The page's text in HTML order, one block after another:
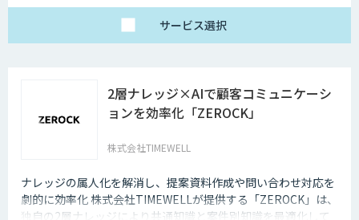
サービス選択
2層ナレッジ×AIで顧客コミュニケーシ
ョンを効率化「ZEROCK」
株式会社TIMEWELL
ナレッジの属人化を解消し、提案資料作成や問い合わせ対応を
劇的に効率化 株式会社TIMEWELLが提供する「ZEROCK」は、
独自の2層ナレッジにより共通知識と案件別知識を最適化して